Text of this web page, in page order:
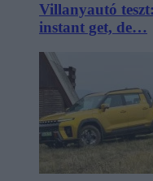
Villanyautó
instant get, de…